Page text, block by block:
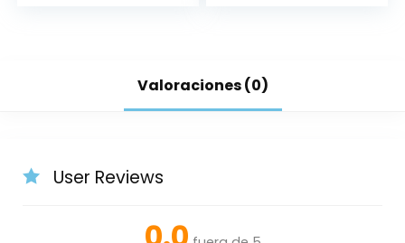
Valoraciones (0)
User Reviews